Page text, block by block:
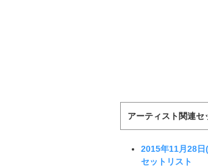
アーティスト関連セ
2015年11月28
セットリスト